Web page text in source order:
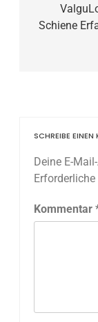
Schiene
SCHREIBE
Deine E-
Kommentar